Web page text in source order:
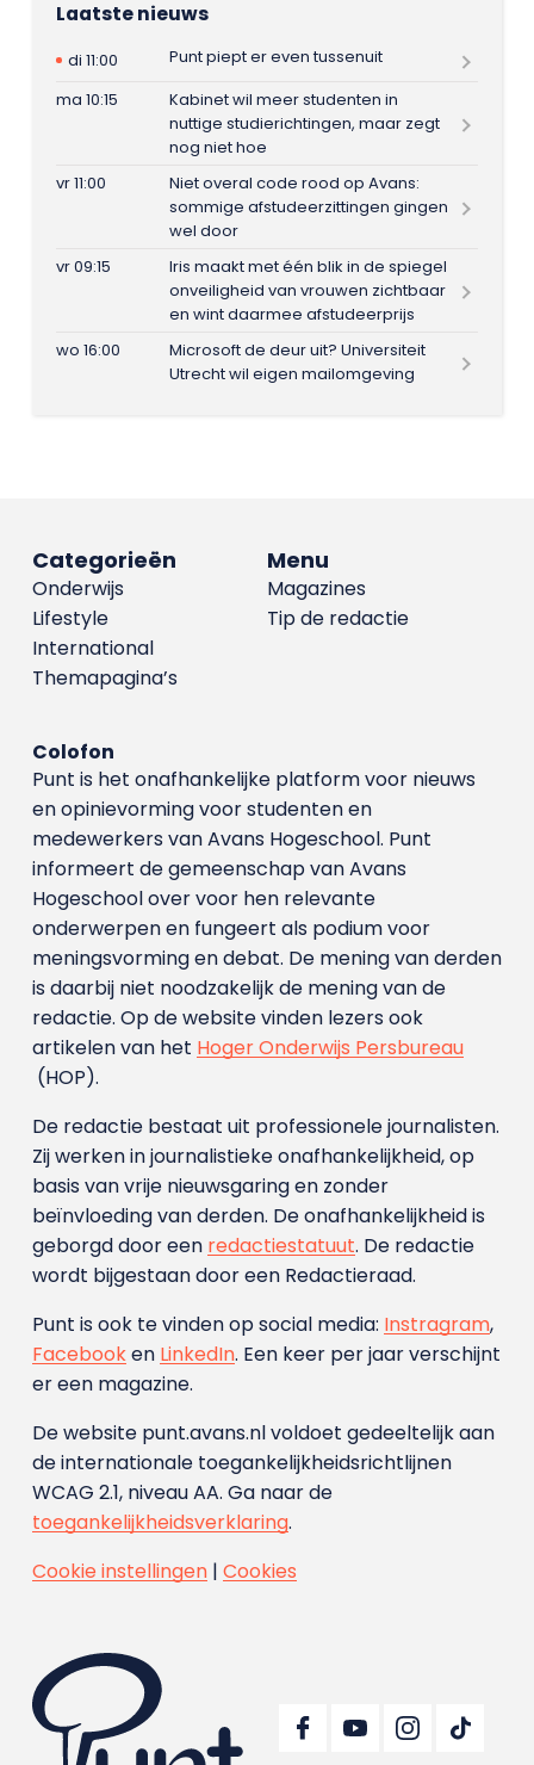
Laatste nieuws
di 11:00
Punt piept er even tussenuit
ma 10:15
Kabinet wil meer studenten in
nuttige studierichtingen, maar zegt
nog niet hoe
vr 11:00
Niet overal code rood op Avans:
sommige afstudeerzittingen gingen
wel door
vr 09:15
Iris maakt met één blik in de spiegel
onveiligheid van vrouwen zichtbaar
en wint daarmee afstudeerprijs
wo 16:00
Microsoft de deur uit? Universiteit
Utrecht wil eigen mailomgeving
Menu
Magazines
Tip de redactie
Categorieën
Onderwijs
Lifestyle
International
Themapagina’s
Colofon
Punt is het onafhankelijke platform voor nieuws
en opinievorming voor studenten en
medewerkers van Avans Hoge­school. Punt
informeert de gemeenschap van Avans
Hogeschool over voor hen relevante
onderwerpen en fungeert als podium voor
meningsvorming en debat. De mening van derden
is daarbij niet noodzakelijk de mening van de
redactie. Op de website vinden lezers ook
artikelen van het Hoger Onderwijs Persbureau
(HOP).
De redactie bestaat uit professionele journalisten.
Zij werken in journalistieke onafhankelijkheid, op
basis van vrije nieuwsgaring en zonder
beïnvloeding van derden. De onafhankelijkheid is
geborgd door een redactiestatuut. De redactie
wordt bijgestaan door een Redactieraad.
Punt is ook te vinden op social media: Instragram,
Facebooken LinkedIn. Een keer per jaar verschijnt
er een magazine.
De website punt.avans.nl voldoet gedeeltelijk aan
de internationale toegankelijkheidsrichtlijnen
WCAG 2.1, niveau AA. Ga naar de
toegankelijkheidsverklaring.
Cookie instellingen| Cookies